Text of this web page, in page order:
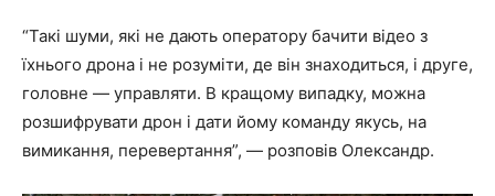
“Такі шуми, які не дають оператору бачити відео з
їхнього дрона і не розуміти, де він знаходиться, і друге,
головне — управляти. В кращому випадку, можна
розшифрувати дрон і дати йому команду якусь, на
вимикання, перевертання”, — розповів Олександр.